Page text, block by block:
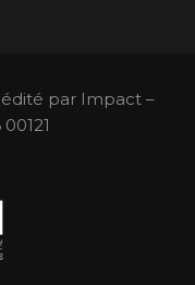
par Impact –